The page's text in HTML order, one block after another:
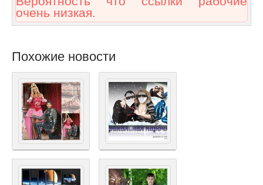
очень низкая.
Похожие новости